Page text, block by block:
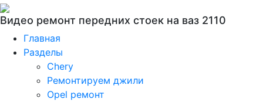
Видео ремонт передних стоек на ваз 2110
Главная
Разделы
Chery
Ремонтируем джили
Opel ремонт